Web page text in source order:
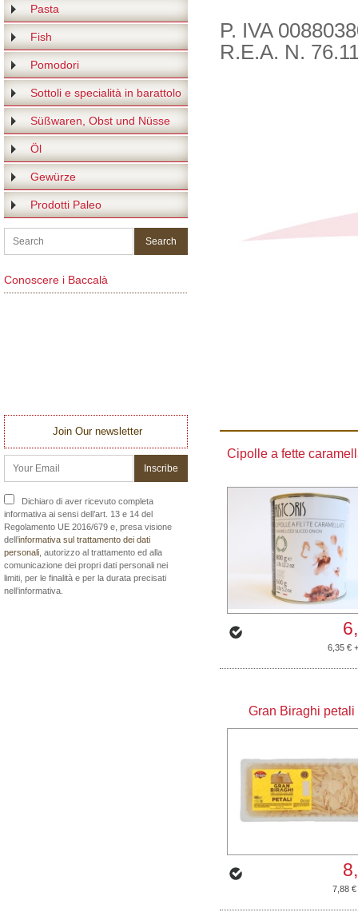
Pasta
Fish
Pomodori
Sottoli e specialità in barattolo
Süßwaren, Obst und Nüsse
Öl
Gewürze
Prodotti Paleo
Conoscere i Baccalà
Join Our newsletter
Dichiaro di aver ricevuto completa
informativa ai sensi dell’art. 13 e 14 del
Regolamento UE 2016/679 e, presa visione
dell’informativa sul trattamento dei dati
personali , autorizzo al trattamento ed alla
comunicazione dei propri dati personali nei
limiti, per le finalità e per la durata precisati
nell’informativa.
P. IVA
R.E.A. N.
Cipolle a fette
6,35 €
Gran Biraghi petali
7,88 €